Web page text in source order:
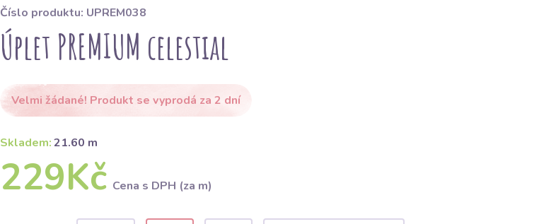
Číslo produktu: UPREM038
Úplet PREMIUM celestial
Velmi žádané! Produkt se vyprodá za 2 dní
Skladem:21.60 m
229Kč Cena s DPH (za m)